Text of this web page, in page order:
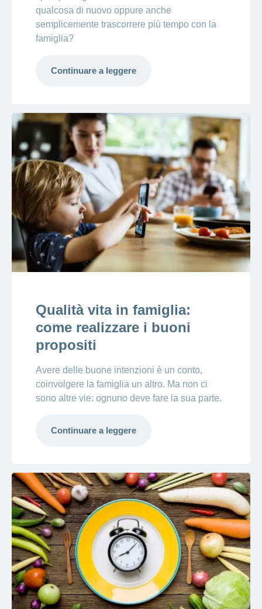
qualcosa di nuovo oppure anche
semplicemente trascorrere più tempo con la
famiglia?
Continuare a leggere
Qualità vita in famiglia:
come realizzare i buoni
propositi
Avere delle buone intenzioni è un conto,
coinvolgere la famiglia un altro. Ma non ci
sono altre vie: ognuno deve fare la sua parte.
Continuare a leggere